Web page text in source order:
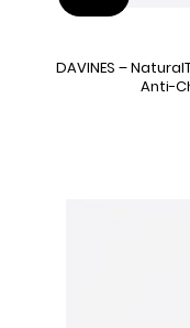
DAVINES –
Anti-